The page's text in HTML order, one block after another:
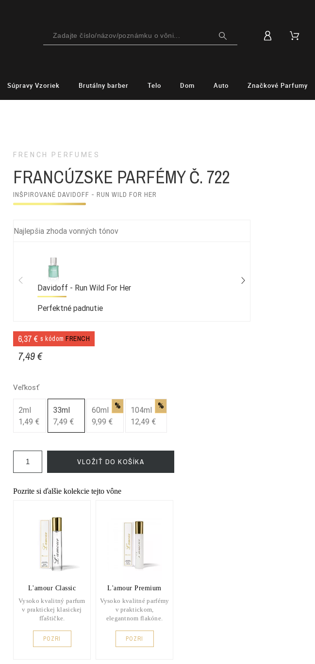
Súpravy Vzoriek Brutálny barber Telo Dom Auto Značkové Parfumy
FRENCH PERFUMES
FRANCÚZSKE PARFÉMY Č. 722
INŠPIROVANÉ DAVIDOFF - RUN WILD FOR HER
Najlepšia zhoda vonných tónov
Davidoff - Run Wild For Her
Perfektné padnutie
6,37 € s kódom FRENCH
7,49 €
Veľkosť
2ml
1,49 €
33ml
7,49 €
60ml %
9,99 €
104ml %
12,49 €
VLOŽIŤ DO KOŠÍKA
Pozrite si ďalšie kolekcie tejto vône
L'amour Classic
Vysoko kvalitný parfum
v praktickej klasickej
fľaštičke.
POZRI
L'amour Premium
Vysoko kvalitné parfémy
v praktickom,
elegantnom flakóne.
POZRI